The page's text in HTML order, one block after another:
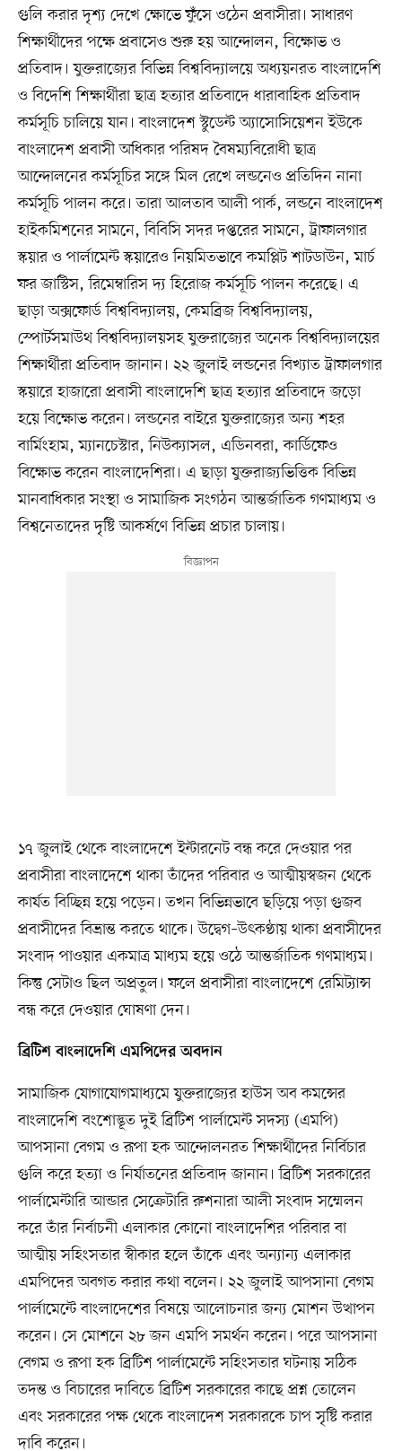
গুলি করার দৃশ্য দেখে ক্ষোভে ফুঁসে ওঠেন প্রবাসীরা। সাধারণ
শিক্ষার্থীদের পক্ষে প্রবাসেও শুরু হয় আন্দোলন, বিক্ষোভ ও
প্রতিবাদ। যুক্তরাজ্যের বিভিন্ন বিশ্ববিদ্যালয়ে অধ্যয়নরত বাংলাদেশি
ও বিদেশি শিক্ষার্থীরা ছাত্র হত্যার প্রতিবাদে ধারাবাহিক প্রতিবাদ
কর্মসূচি চালিয়ে যান। বাংলাদেশ স্টুডেন্ট অ্যাসোসিয়েশন ইউকে
বাংলাদেশ প্রবাসী অধিকার পরিষদ বৈষম্যবিরোধী ছাত্র
আন্দোলনের কর্মসূচির সঙ্গে মিল রেখে লন্ডনেও প্রতিদিন নানা
কর্মসূচি পালন করে। তারা আলতাব আলী পার্ক, লন্ডনে বাংলাদেশ
হাইকমিশনের সামনে, বিবিসি সদর দপ্তরের সামনে, ট্রাফালগার
স্কয়ার ও পার্লামেন্ট স্কয়ারেও নিয়মিতভাবে কমপ্লিট শাটডাউন, মার্চ
ফর জাস্টিস, রিমেম্বারিস দ্য হিরোজ কর্মসূচি পালন করেছে। এ
ছাড়া অক্সফোর্ড বিশ্ববিদ্যালয়, কেমব্রিজ বিশ্ববিদ্যালয়,
স্পোর্টসমাউথ বিশ্ববিদ্যালয়সহ যুক্তরাজ্যের অনেক বিশ্ববিদ্যালয়ের
শিক্ষার্থীরা প্রতিবাদ জানান। ২২ জুলাই লন্ডনের বিখ্যাত ট্রাফালগার
স্কয়ারে হাজারো প্রবাসী বাংলাদেশি ছাত্র হত্যার প্রতিবাদে জড়ো
হয়ে বিক্ষোভ করেন। লন্ডনের বাইরে যুক্তরাজ্যের অন্য শহর
বার্মিংহাম, ম্যানচেস্টার, নিউক্যাসল, এডিনবরা, কার্ডিফেও
বিক্ষোভ করেন বাংলাদেশিরা। এ ছাড়া যুক্তরাজ্যভিত্তিক বিভিন্ন
মানবাধিকার সংস্থা ও সামাজিক সংগঠন আন্তর্জাতিক গণমাধ্যম ও
বিশ্বনেতাদের দৃষ্টি আকর্ষণে বিভিন্ন প্রচার চালায়।
১৭ জুলাই থেকে বাংলাদেশে ইন্টারনেট বন্ধ করে দেওয়ার পর
প্রবাসীরা বাংলাদেশে থাকা তাঁদের পরিবার ও আত্মীয়স্বজন থেকে
কার্যত বিচ্ছিন্ন হয়ে পড়েন। তখন বিভিন্নভাবে ছড়িয়ে পড়া গুজব
প্রবাসীদের বিভ্রান্ত করতে থাকে। উদ্বেগ–উৎকণ্ঠায় থাকা প্রবাসীদের
সংবাদ পাওয়ার একমাত্র মাধ্যম হয়ে ওঠে আন্তর্জাতিক গণমাধ্যম।
কিন্তু সেটাও ছিল অপ্রতুল। ফলে প্রবাসীরা বাংলাদেশে রেমিট্যান্স
বন্ধ করে দেওয়ার ঘোষণা দেন।
ব্রিটিশ বাংলাদেশি এমপিদের অবদান
সামাজিক যোগাযোগমাধ্যমে যুক্তরাজ্যের হাউস অব কমন্সের
বাংলাদেশি বংশোদ্ভূত দুই ব্রিটিশ পার্লামেন্ট সদস্য (এমপি)
আপসানা বেগম ও রূপা হক আন্দোলনরত শিক্ষার্থীদের নির্বিচার
গুলি করে হত্যা ও নির্যাতনের প্রতিবাদ জানান। ব্রিটিশ সরকারের
পার্লামেন্টারি আন্ডার সেক্রেটারি রুশনারা আলী সংবাদ সম্মেলন
করে তাঁর নির্বাচনী এলাকার কোনো বাংলাদেশির পরিবার বা
আত্মীয় সহিংসতার স্বীকার হলে তাঁকে এবং অন্যান্য এলাকার
এমপিদের অবগত করার কথা বলেন। ২২ জুলাই আপসানা বেগম
পার্লামেন্টে বাংলাদেশের বিষয়ে আলোচনার জন্য মোশন উত্থাপন
করেন। সে মোশনে ২৮ জন এমপি সমর্থন করেন। পরে আপসানা
বেগম ও রূপা হক ব্রিটিশ পার্লামেন্টে সহিংসতার ঘটনায় সঠিক
তদন্ত ও বিচারের দাবিতে ব্রিটিশ সরকারের কাছে প্রশ্ন তোলেন
এবং সরকারের পক্ষ থেকে বাংলাদেশ সরকারকে চাপ সৃষ্টি করার
দাবি করেন।